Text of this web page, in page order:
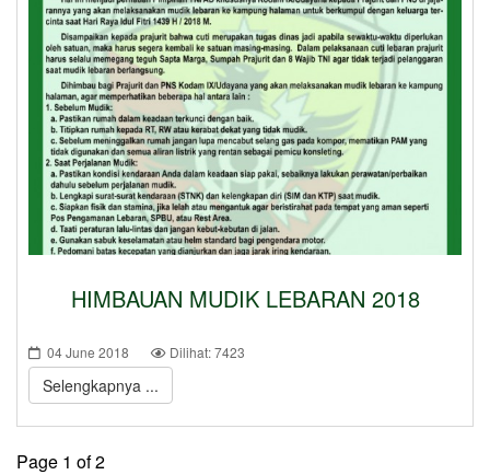
HIMBAUAN MUDIK LEBARAN 2018
04 June 2018 Dilihat: 7423
Selengkapnya ...
Page 1 of 2